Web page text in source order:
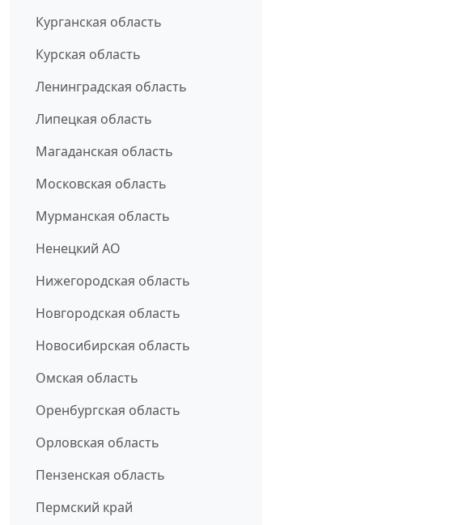
Курганская область
Курская область
Ленинградская область
Липецкая область
Магаданская область
Московская область
Мурманская область
Ненецкий АО
Нижегородская область
Новгородская область
Новосибирская область
Омская область
Оренбургская область
Орловская область
Пензенская область
Пермский край